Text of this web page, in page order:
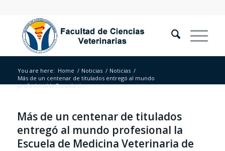
You are here: Home / Noticias / Noticias /
Más de un centenar de titulados entregó al mundo
profesional la Escuela d...
Más de un centenar de titulados
entregó al mundo profesional la
Escuela de Medicina Veterinaria de